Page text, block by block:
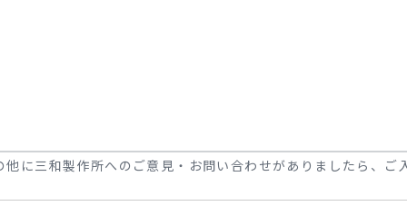
に三和製作所へのご意見・お問い合わせがありましたら、ご